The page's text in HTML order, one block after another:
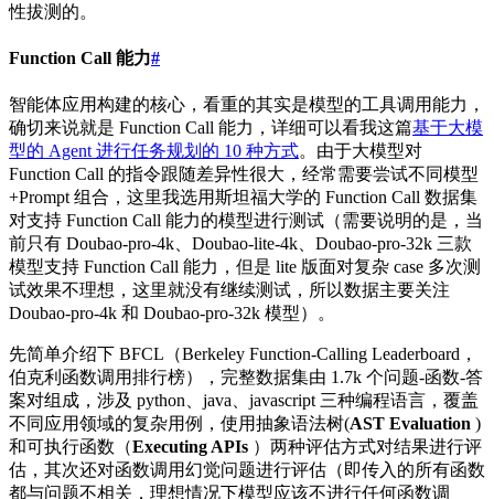
性拔测的。
Function Call 能力#
智能体应用构建的核心，看重的其实是模型的工具调用能力，
确切来说就是 Function Call 能力，详细可以看我这篇基于大模
型的 Agent 进行任务规划的 10 种方式。由于大模型对
Function Call 的指令跟随差异性很大，经常需要尝试不同模型
+Prompt 组合，这里我选用斯坦福大学的 Function Call 数据集
对支持 Function Call 能力的模型进行测试（需要说明的是，当
前只有 Doubao-pro-4k、Doubao-lite-4k、Doubao-pro-32k 三款
模型支持 Function Call 能力，但是 lite 版面对复杂 case 多次测
试效果不理想，这里就没有继续测试，所以数据主要关注
Doubao-pro-4k 和 Doubao-pro-32k 模型）。
先简单介绍下 BFCL（Berkeley Function-Calling Leaderboard，
伯克利函数调用排行榜），完整数据集由 1.7k 个问题-函数-答
案对组成，涉及 python、java、javascript 三种编程语言，覆盖
不同应用领域的复杂用例，使用抽象语法树(AST Evaluation )
和可执行函数（Executing APIs ）两种评估方式对结果进行评
估，其次还对函数调用幻觉问题进行评估（即传入的所有函数
都与问题不相关，理想情况下模型应该不进行任何函数调